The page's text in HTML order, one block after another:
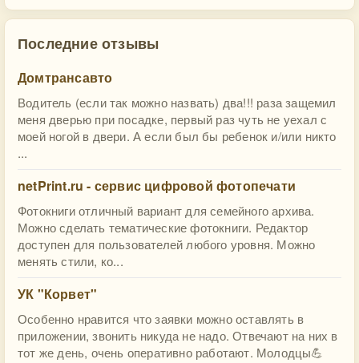
Последние отзывы
Домтрансавто
Водитель (если так можно назвать) два!!! раза защемил
меня дверью при посадке, первый раз чуть не уехал с
моей ногой в двери. А если был бы ребенок и/или никто
...
netPrint.ru - сервис цифровой фотопечати
Фотокниги отличный вариант для семейного архива.
Можно сделать тематические фотокниги. Редактор
доступен для пользователей любого уровня. Можно
менять стили, ко...
УК "Корвет"
Особенно нравится что заявки можно оставлять в
приложении, звонить никуда не надо. Отвечают на них в
тот же день, очень оперативно работают. Молодцы💪